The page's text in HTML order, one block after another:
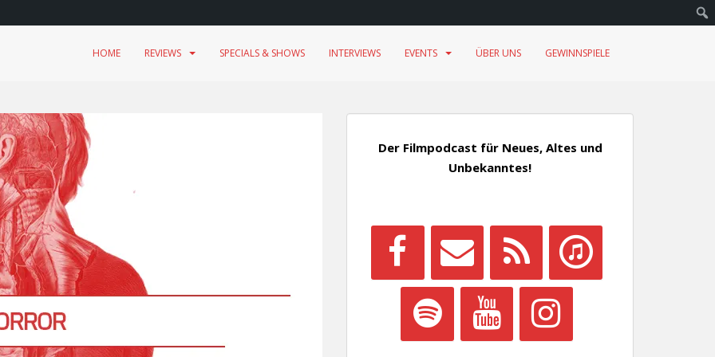
HOME REVIEWS SPECIALS & SHOWS INTERVIEWS EVENTS ÜBER UNS GEWINNSPIELE
Der Filmpodcast für Neues, Altes und
Unbekanntes!